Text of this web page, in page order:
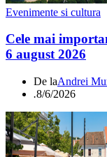
Evenimente si cultura
Cele mai
6 august 2026
De laAndrei
.8/6/2026